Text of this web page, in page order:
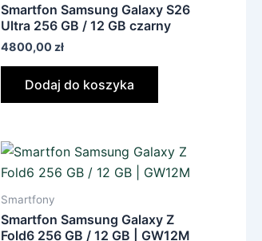
Smartfon Samsung Galaxy S26
Ultra 256 GB / 12 GB czarny
4800,00 zł
Dodaj do koszyka
Smartfony
Smartfon Samsung Galaxy Z
Fold6 256 GB / 12 GB | GW12M